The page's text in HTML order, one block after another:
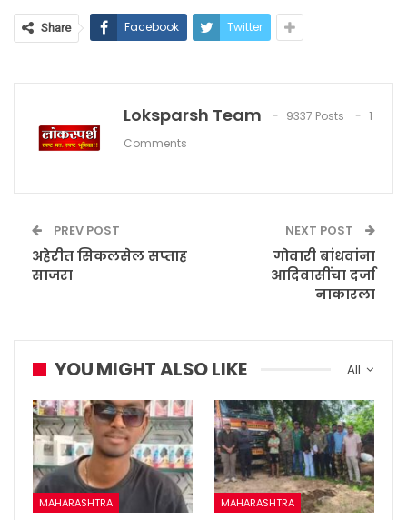
Share Facebook Twitter
Loksparsh Team 9337 Posts
1
Comments
PREV POST
अहेरीत सिकलसेल सप्ताह
साजरा
NEXT POST
गोवारी बांधवांना
आदिवासींचा दर्जा
नाकारला
All
YOU MIGHT ALSO LIKE
MAHARASHTRA MAHARASHTRA